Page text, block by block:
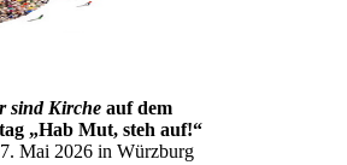
sind Kirche auf dem
g „Hab Mut, steh auf!“
Mai 2026 in Würzburg